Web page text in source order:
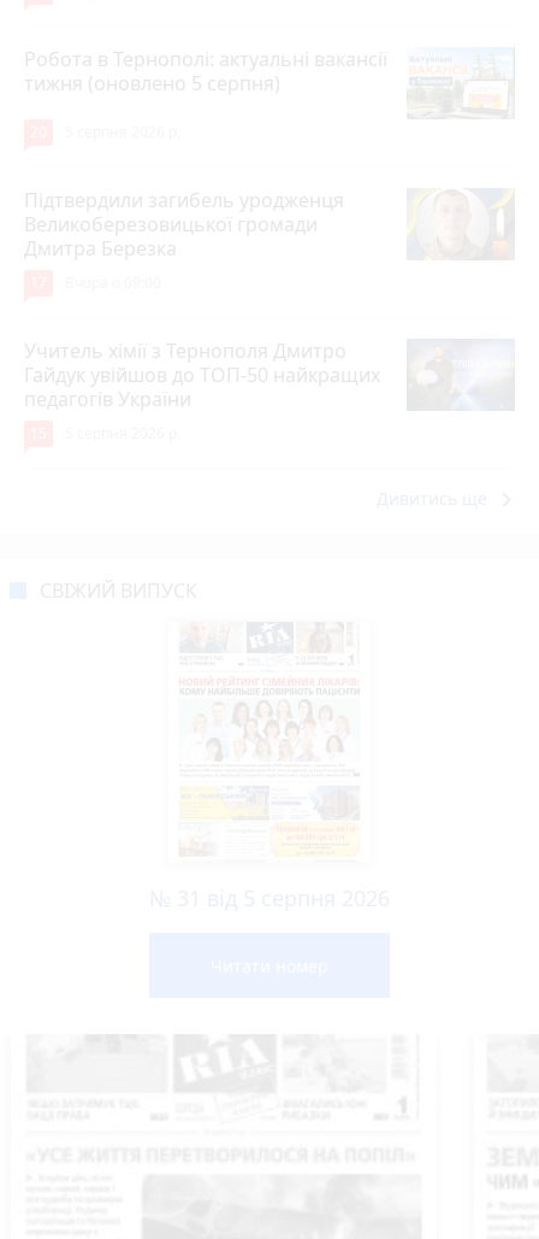
Робота в Тернополі: актуальні вакансії
тижня (оновлено 5 серпня)
Підтвердили загибель уродженця
Великоберезовицької громади
Дмитра Березка
Учитель хімії з Тернополя Дмитро
Гайдук увійшов до ТОП-50 найкращих
педагогів України